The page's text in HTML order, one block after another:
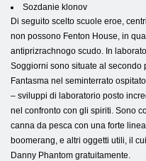
Sozdanie klonov
Di seguito scelto scuole eroe,
non possono Fenton House, in
antiprizrachnogo scudo. In
Soggiorni sono situate al secondo
Fantasma nel seminterrato
– sviluppi di laboratorio posto
nel confronto con gli spiriti. Sono
canna da pesca con una forte
boomerang, e altri oggetti utili, il
Danny Phantom gratuitamente.